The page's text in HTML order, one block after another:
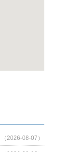
（2026-08-07）